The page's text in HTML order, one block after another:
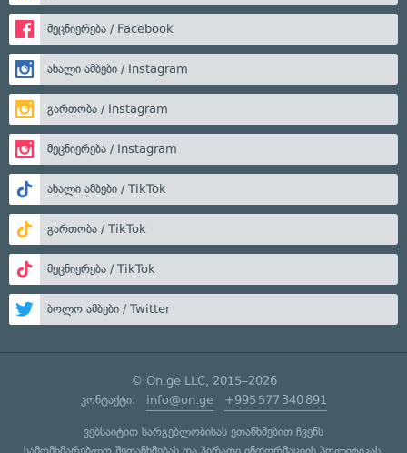
მეცნიერება / Facebook
ახალი ამბები / Instagram
გართობა / Instagram
მეცნიერება / Instagram
ახალი ამბები / TikTok
გართობა / TikTok
მეცნიერება / TikTok
ბოლო ამბები / Twitter
© On.ge LLC, 2015–2026
კონტაქტი: info@on.ge +995 577 340 891
ვებსაიტით სარგებლობისას ეთანხმებით ჩვენს